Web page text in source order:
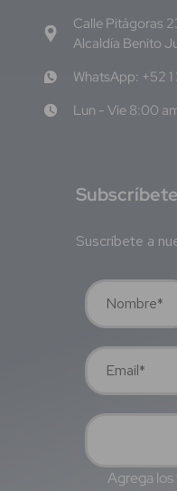
Calle Pitágoras
Alcaldía Benito
WhatsApp: +52
Lun - Vie 8:00
Subscríbete
Suscríbete a
Agrega